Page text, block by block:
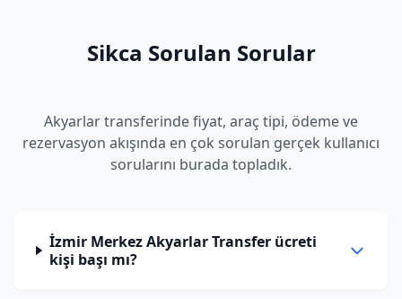
Sikca Sorulan Sorular
Akyarlar transferinde fiyat, araç tipi, ödeme ve
rezervasyon akışında en çok sorulan gerçek kullanıcı
sorularını burada topladık.
İzmir Merkez Akyarlar Transfer ücreti
kişi başı mı?